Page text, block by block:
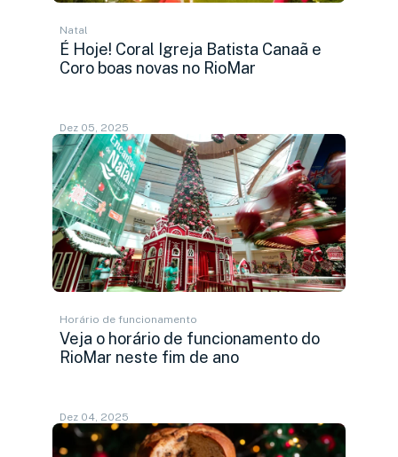
Natal
É Hoje! Coral Igreja Batista Canaã e
Coro boas novas no RioMar
Dez 05, 2025
Horário de funcionamento
Veja o horário de funcionamento do
RioMar neste fim de ano
Dez 04, 2025